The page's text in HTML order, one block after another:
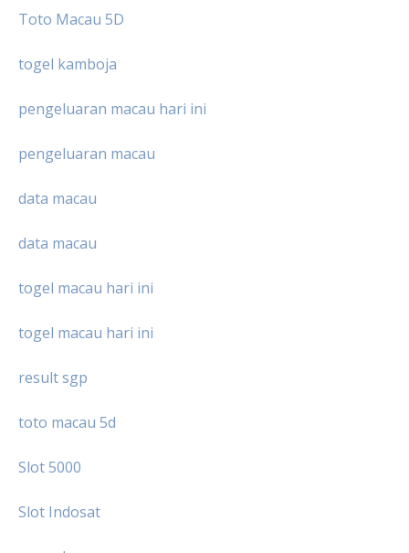
Toto Macau 5D
togel kamboja
pengeluaran macau hari ini
pengeluaran macau
data macau
data macau
togel macau hari ini
togel macau hari ini
result sgp
toto macau 5d
Slot 5000
Slot Indosat